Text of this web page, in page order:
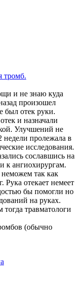
тромб.
и не знаю куда
произошел
был отек руки.
и назначали
Улучшений не
пролежала в
исследования.
сославшись на
к ангиохирургам.
неможем так как
Рука отекает немеет
бы помогли но
на руках.
травматологи
(обычно